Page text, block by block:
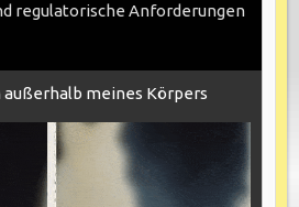
regulatorische Anforderungen
meines Körpers